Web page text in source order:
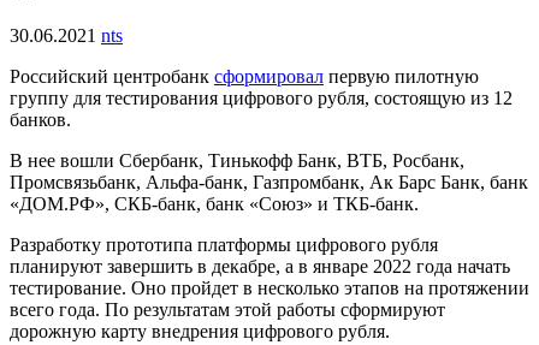
30.06.2021 nts
Российский центробанк сформировал первую пилотную
группу для тестирования цифрового рубля, состоящую из 12
банков.
В нее вошли Сбербанк, Тинькофф Банк, ВТБ, Росбанк,
Промсвязьбанк, Альфа-банк, Газпромбанк, Ак Барс Банк, банк
«ДОМ.РФ», СКБ-банк, банк «Союз» и ТКБ-банк.
Разработку прототипа платформы цифрового рубля
планируют завершить в декабре, а в январе 2022 года начать
тестирование. Оно пройдет в несколько этапов на протяжении
всего года. По результатам этой работы сформируют
дорожную карту внедрения цифрового рубля.